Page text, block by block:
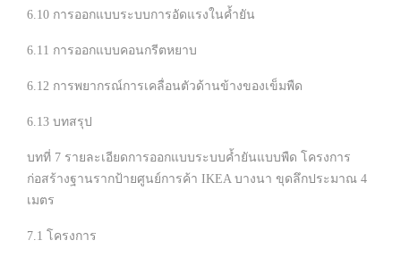
6.10 การออกแบบระบบการอัดแรงในค้ำยัน
6.11 การออกแบบคอนกรีตหยาบ
6.12 การพยากรณ์การเคลื่อนตัวด้านข้างของเข็มพืด
6.13 บทสรุป
บทที่ 7 รายละเอียดการออกแบบระบบค้ำยันแบบพืด โครงการ
ก่อสร้างฐานรากป้ายศูนย์การค้า IKEA บางนา ขุดลึกประมาณ 4
เมตร
7.1 โครงการ